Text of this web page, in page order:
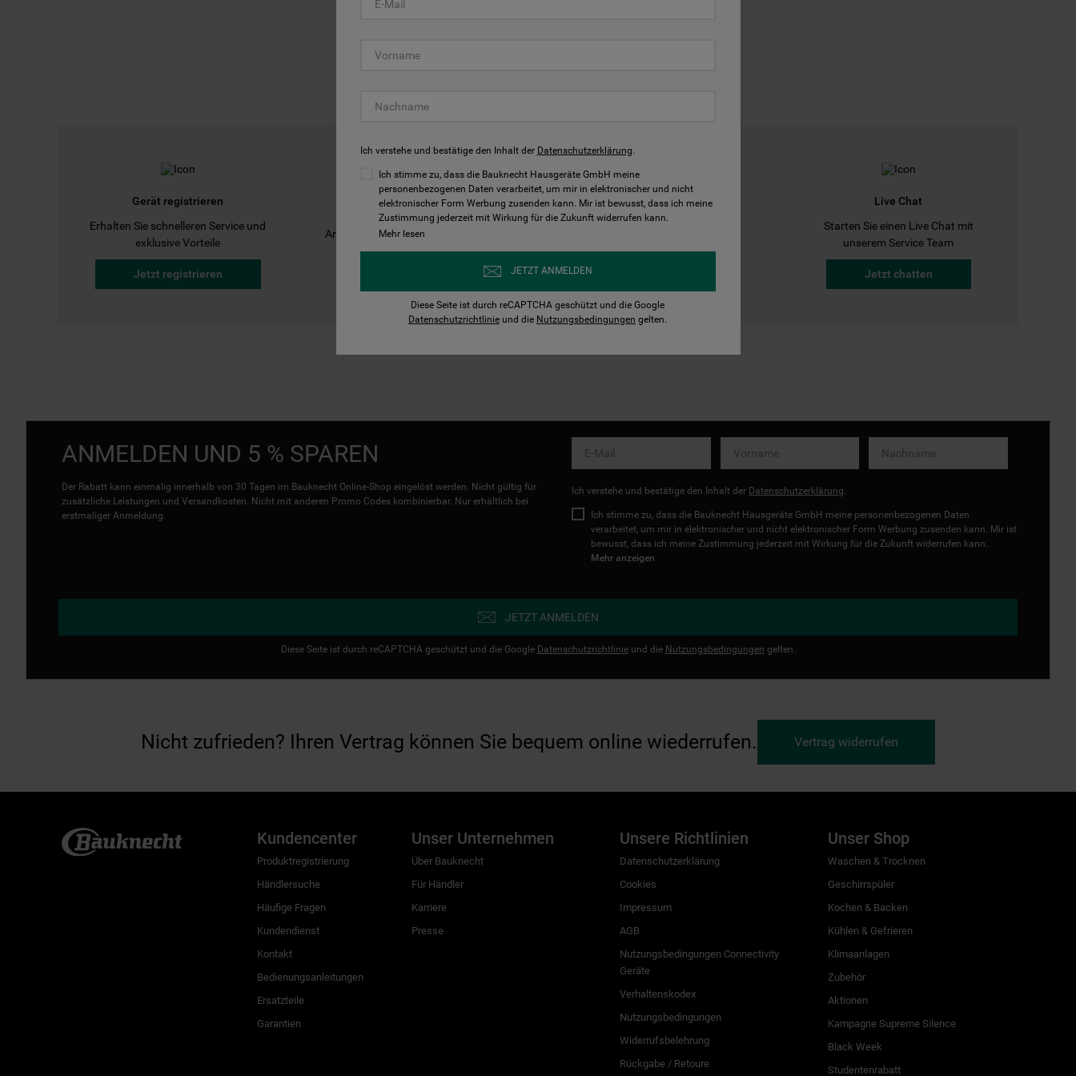
Gerät registrieren
Erhalten Sie schnelleren Service und
exklusive Vorteile
Jetzt registrieren
Bedienungsanleitungen
Anleitungen finden und herunterladen
Kontakt
Live Chat
Starten Sie einen Live Chat mit
unserem Service Team
Jetzt chatten
ANMELDEN UND 5 % SPAREN
Der Rabatt kann einmalig innerhalb von 30 Tagen im Bauknecht Online-Shop eingelöst werden. Nicht gültig für
zusätzliche Leistungen und Versandkosten. Nicht mit anderen Promo Codes kombinierbar. Nur erhältlich bei
erstmaliger Anmeldung.
Ich verstehe und bestätige den Inhalt der Datenschutzerklärung
Ich stimme zu, dass die Bauknecht Hausgeräte GmbH meine personenbezogenen Daten
verarbeitet, um mir in elektronischer und nicht elektronischer Form Werbung zusenden kann. Mir ist
bewusst, dass ich meine Zustimmung jederzeit mit Wirkung für die Zukunft widerrufen kann.
Mehr anzeigen
JETZT ANMELDEN
Diese Seite ist durch reCAPTCHA geschützt und die Google Datenschutzrichtlinieund die Nutzungsbedingungen gelten.
Nicht zufrieden? Ihren Vertrag können Sie bequem online wiederrufen. Vertrag widerrufen
Kundencenter
Produktregistrierung
Händlersuche
Häufige Fragen
Kundendienst
Kontakt
Bedienungsanleitungen
Ersatzteile
Garantien
Unser Unternehmen
Über Bauknecht
Für Händler
Karriere
Presse
Unsere Richtlinien
Datenschutzerklärung
Cookies
Impressum
AGB
Nutzungsbedingungen Connectivity
Geräte
Verhaltenskodex
Nutzungsbedingungen
Widerrufsbelehrung
Rückgabe / Retoure
Unser Shop
Waschen & Trocknen
Geschirrspüler
Kochen & Backen
Kühlen & Gefrieren
Klimaanlagen
Zubehör
Aktionen
Kampagne Supreme Silence
Black Week
Studentenrabatt
Ich verstehe und bestätige den Inhalt der Datenschutzerklärung.
Ich stimme zu, dass die Bauknecht Hausgeräte GmbH meine
personenbezogenen Daten verarbeitet, um mir in elektronischer und nicht
elektronischer Form Werbung zusenden kann. Mir ist bewusst, dass ich meine
Zustimmung jederzeit mit Wirkung für die Zukunft widerrufen kann.
Mehr lesen
JETZT ANMELDEN
Diese Seite ist durch reCAPTCHA geschützt und die Google
Datenschutzrichtlinie und die Nutzungsbedingungen gelten.